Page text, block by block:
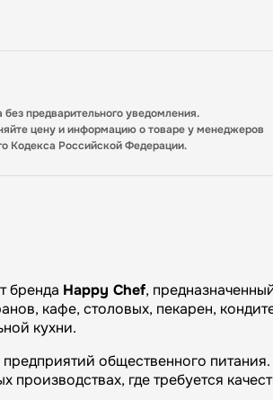
предварительного уведомления.
цену и информацию о товаре у менеджеров
Кодекса Российской Федерации.
бренда Happy Chef,
кафе, столовых, пекарен,
кухни.
общественного
где требуется